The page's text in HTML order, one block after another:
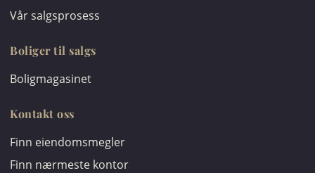
Vår salgsprosess
Boliger til salgs
Boligmagasinet
Kontakt oss
Finn eiendomsmegler
Finn nærmeste kontor